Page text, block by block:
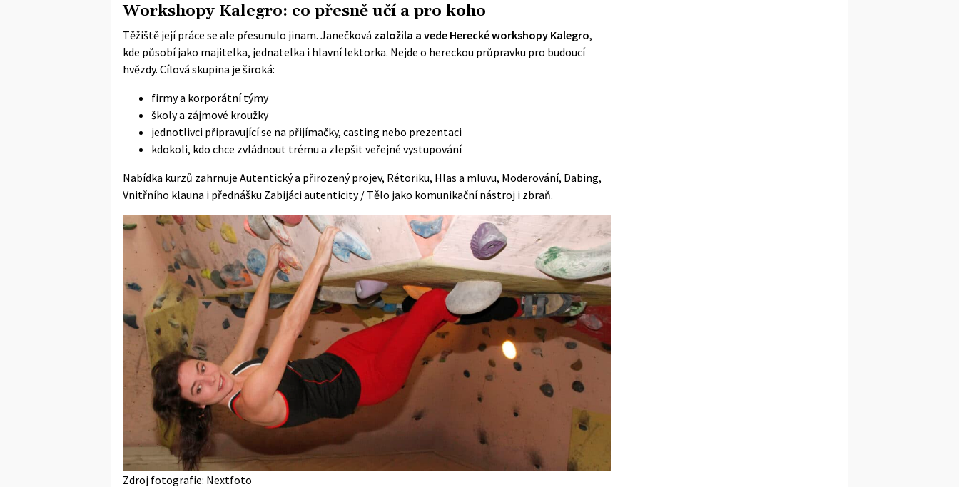
Workshopy Kalegro: co přesně učí a pro koho
Těžiště její práce se ale přesunulo jinam. Janečková založila a vede Herecké workshopy Kalegro,
kde působí jako majitelka, jednatelka i hlavní lektorka. Nejde o hereckou průpravku pro budoucí
hvězdy. Cílová skupina je široká:
firmy a korporátní týmy
školy a zájmové kroužky
jednotlivci připravující se na přijímačky, casting nebo prezentaci
kdokoli, kdo chce zvládnout trému a zlepšit veřejné vystupování
Nabídka kurzů zahrnuje Autentický a přirozený projev, Rétoriku, Hlas a mluvu, Moderování, Dabing,
Vnitřního klauna i přednášku Zabijáci autenticity / Tělo jako komunikační nástroj i zbraň.
Zdroj fotografie: Nextfoto